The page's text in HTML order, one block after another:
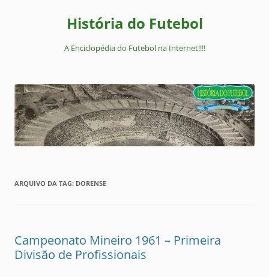
História do Futebol
A Enciclopédia do Futebol na Internet!!!!
ARQUIVO DA TAG: DORENSE
Campeonato Mineiro 1961 – Primeira
Divisão de Profissionais